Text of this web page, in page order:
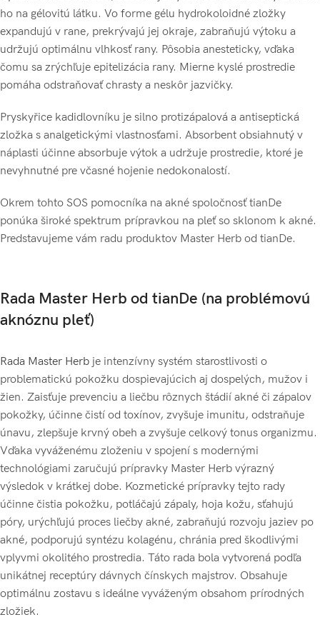
ho na gélovitú látku. Vo forme gélu hydrokoloidné zložky
expandujú v rane, prekrývajú jej okraje, zabraňujú výtoku a
udržujú optimálnu vlhkosť rany. Pôsobia anesteticky, vďaka
čomu sa zrýchľuje epitelizácia rany. Mierne kyslé prostredie
pomáha odstraňovať chrasty a neskôr jazvičky.
Pryskyřice kadidlovníku je silno protizápalová a antiseptická
zložka s analgetickými vlastnosťami. Absorbent obsiahnutý v
náplasti účinne absorbuje výtok a udržuje prostredie, ktoré je
nevyhnutné pre včasné hojenie nedokonalostí.
Okrem tohto SOS pomocníka na akné spoločnosť tianDe
ponúka široké spektrum prípravkou na pleť so sklonom k akné.
Predstavujeme vám radu produktov Master Herb od tianDe.
Rada Master Herb od tianDe (na problémovú
aknóznu pleť)
Rada Master Herb je intenzívny systém starostlivosti o
problematickú pokožku dospievajúcich aj dospelých, mužov i
žien. Zaisťuje prevenciu a liečbu rôznych štádií akné či zápalov
pokožky, účinne čistí od toxínov, zvyšuje imunitu, odstraňuje
únavu, zlepšuje krvný obeh a zvyšuje celkový tonus organizmu.
Vďaka vyváženému zloženiu v spojení s modernými
technológiami zaručujú prípravky Master Herb výrazný
výsledok v krátkej dobe. Kozmetické prípravky tejto rady
účinne čistia pokožku, potláčajú zápaly, hoja kožu, sťahujú
póry, urýchľujú proces liečby akné, zabraňujú rozvoju jaziev po
akné, podporujú syntézu kolagénu, chránia pred škodlivými
vplyvmi okolitého prostredia. Táto rada bola vytvorená podľa
unikátnej receptúry dávnych čínskych majstrov. Obsahuje
optimálnu zostavu s ideálne vyváženým obsahom prírodných
zložiek.